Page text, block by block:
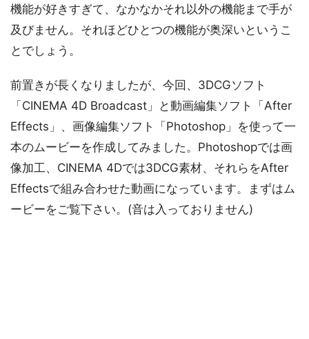
機能が好きすぎて、なかなかそれ以外の機能まで手が
及びません。それほどひとつの機能が奥深いというこ
とでしょう。
前置きが長くなりましたが、今回、3DCGソフト
「CINEMA 4D Broadcast」と動画編集ソフト「After
Effects」、画像編集ソフト「Photoshop」を使って一
本のムービーを作成してみました。Photoshopでは画
像加工、CINEMA 4Dでは3DCG素材、それらをAfter
Effectsで組み合わせた動画になっています。まずはム
ービーをご覧下さい。(音は入っておりません)